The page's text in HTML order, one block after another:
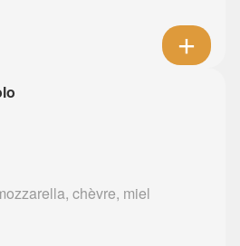
chèvre, miel